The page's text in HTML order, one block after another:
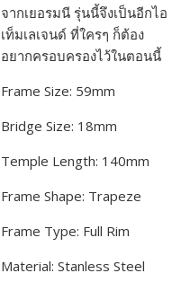
จากเยอรมนี รุ่นนี้จึงเป็นอีกไอ
เท็มเลเจนด์ ที่ใครๆ ก็ต้อง
อยากครอบครองไว้ในตอนนี้
Frame Size: 59mm
Bridge Size: 18mm
Temple Length: 140mm
Frame Shape: Trapeze
Frame Type: Full Rim
Material: Stanless Steel